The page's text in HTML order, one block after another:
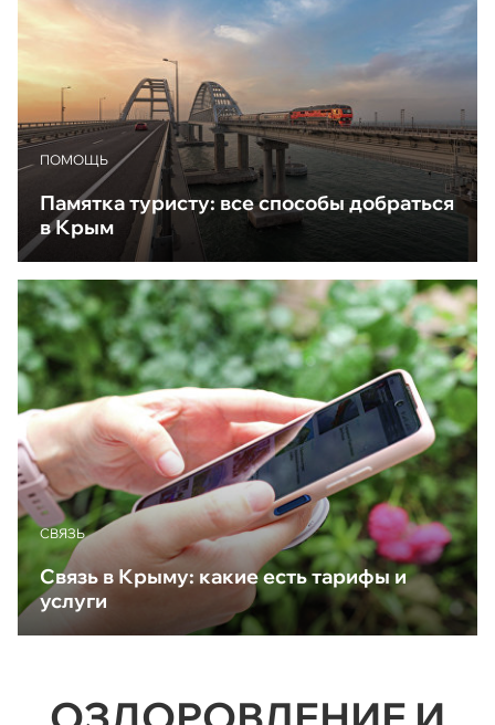
ПОМОЩЬ
Памятка туристу: все способы добраться
в Крым
CВЯЗЬ
Связь в Крыму: какие есть тарифы и
услуги